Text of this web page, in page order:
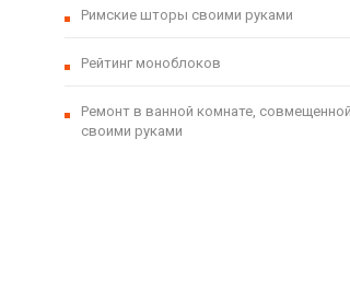
Римские шторы своими руками
Рейтинг моноблоков
Ремонт в ванной комнате,
своими руками